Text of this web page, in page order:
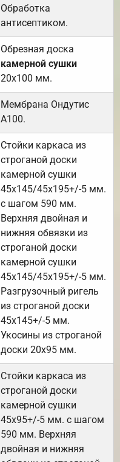
Обработка
антисептиком.
Обрезная доска
камерной сушки
20х100 мм.
Мембрана Ондутис
А100.
Стойки каркаса из
строганой доски
камерной сушки
45х145/45х195+/-5 мм.
с шагом 590 мм.
Верхняя двойная и
нижняя обвязки из
строганой доски
камерной сушки
45х145/45х195+/-5 мм.
Разгрузочный ригель
из строганой доски
45х145+/-5 мм.
Укосины из строганой
доски 20х95 мм.
Стойки каркаса из
строганой доски
камерной сушки
45х95+/-5 мм. с шагом
590 мм. Верхняя
двойная и нижняя